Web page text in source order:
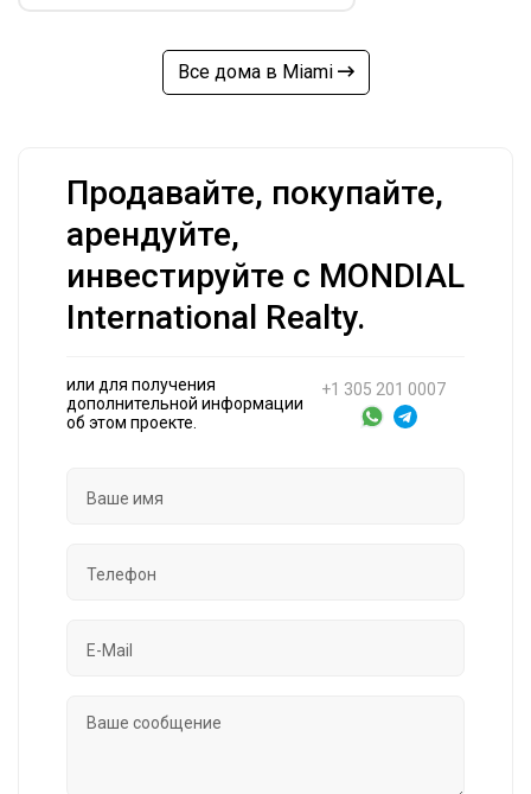
Все дома в Miami
Продавайте, покупайте,
арендуйте,
инвестируйте с MONDIAL
International Realty.
или для получения
дополнительной информации
об этом проекте.
+1 305 201 0007